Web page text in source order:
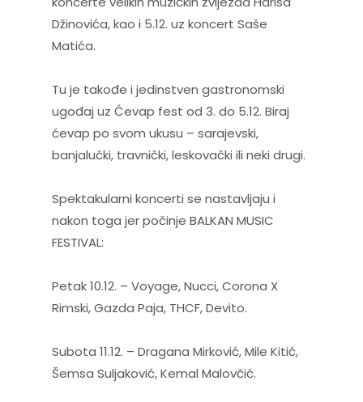
Džinovića, kao i 5.12. uz koncert Saše
Matića.
Tu je takođe i jedinstven gastronomski
ugođaj uz Ćevap fest od 3. do 5.12. Biraj
ćevap po svom ukusu – sarajevski,
banjalučki, travnički, leskovački ili neki drugi.
Spektakularni koncerti se nastavljaju i
nakon toga jer počinje BALKAN MUSIC
FESTIVAL:
Petak 10.12. – Voyage, Nucci, Corona X
Rimski, Gazda Paja, THCF, Devito.
Subota 11.12. – Dragana Mirković, Mile Kitić,
Šemsa Suljaković, Kemal Malovčić.